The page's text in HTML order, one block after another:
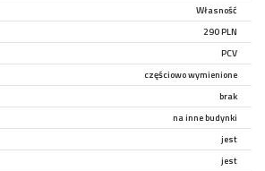
Własność
290 PLN
PCV
częściowo wymienione
brak
na inne budynki
jest
jest